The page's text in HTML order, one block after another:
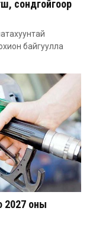
сондгойгоор
байгуулла
2027 оны